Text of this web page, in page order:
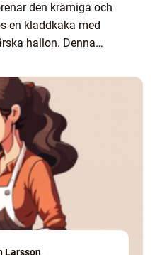
den krämiga och
en kladdkaka med
hallon. Denna
och har sin grun...
Larsson